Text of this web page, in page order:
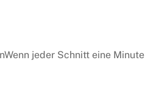
jeder Schnitt eine Minute